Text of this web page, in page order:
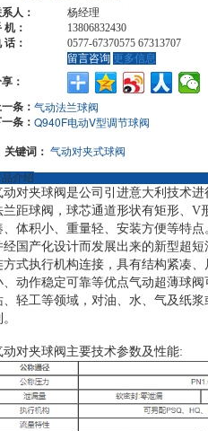
人：
杨经理
机：
13806832430
话：
0577-67370575 67313707
留言咨询 更多信息
：
条： 气动法兰球阀
条： Q940F电动V型调节球阀
关键词： 气动对夹式球阀
介绍
动对夹球阀是公司引进意大利技术
兰距球阀，球芯通道形状有矩形、V
、体积小、重量轻、安装方便等特
经国产化设计而发展出来的新型超
方式执行机构连接，具有结构紧凑
、动作稳定可靠等优点气动超薄球
、轻工等领域，对油、水、气及纸
动对夹球阀主要技术参数及性能: